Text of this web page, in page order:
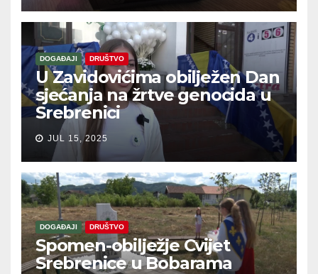
DOGAĐAJI DRUŠTVO
U Zavidovićima obilježen Dan
sjećanja na žrtve genocida u
Srebrenici
JUL 15, 2025
DOGAĐAJI DRUŠTVO
Spomen-obilježje Cvijet
Srebrenice u Bobarama